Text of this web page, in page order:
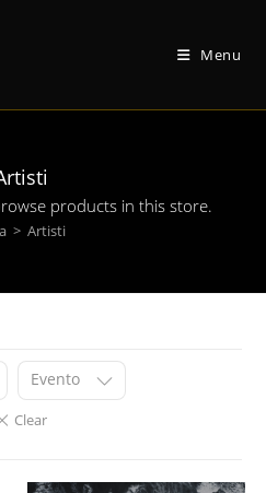
Menu
products in this store.
> Artisti
Evento